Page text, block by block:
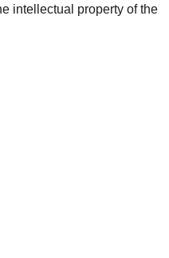
intellectual property of the